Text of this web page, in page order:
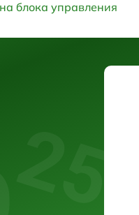
блока управления